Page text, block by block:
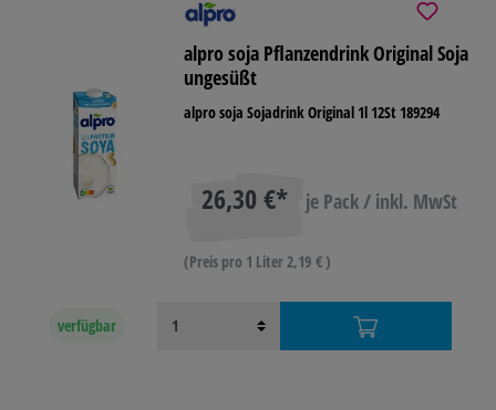
alpro soja Pflanzendrink Original Soja
ungesüßt
alpro soja Sojadrink Original 1l 12St 189294
26,30 €* je Pack / inkl. MwSt
(Preis pro 1 Liter 2,19 € )
verfügbar